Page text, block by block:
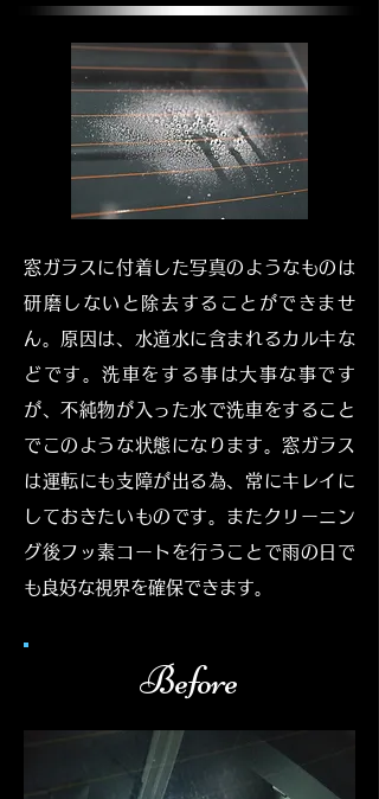
窓ガラスに付着した写真のようなものは
研磨しないと除去することができませ
ん。原因は、水道水に含まれるカルキな
どです。洗車をする事は大事な事です
が、不純物が入った水で洗車をすること
でこのような状態になります。窓ガラス
は運転にも支障が出る為、常にキレイに
しておきたいものです。またクリーニン
グ後フッ素コートを行うことで雨の日で
も良好な視界を確保できます。
Before